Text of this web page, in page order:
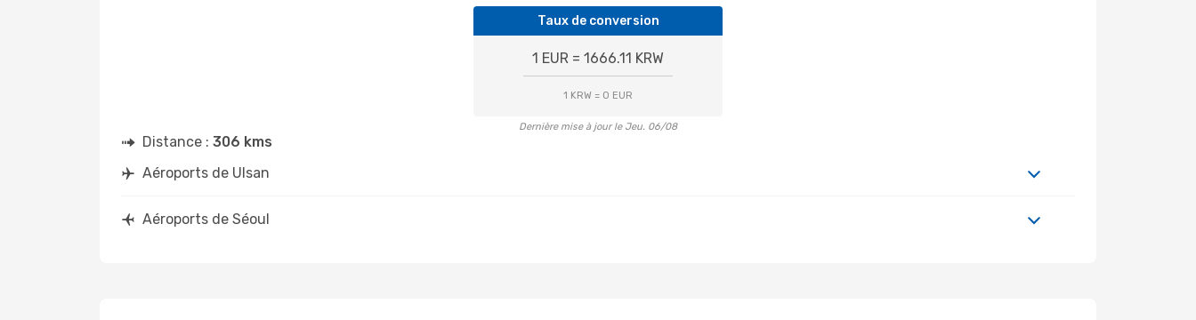
Taux de conversion
1 EUR = 1666.11 KRW
1 KRW = 0 EUR
Dernière mise à jour le Jeu. 06/08
Distance : 306 kms
Aéroports de Ulsan
Aéroports de Séoul